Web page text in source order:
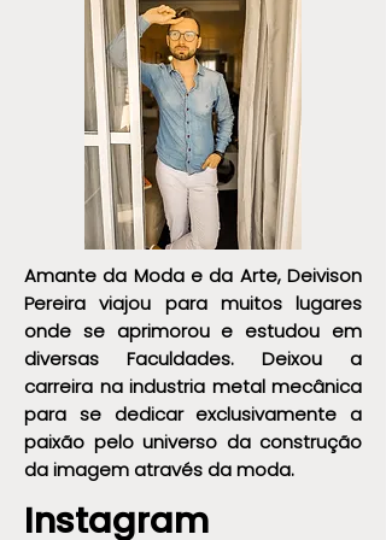
Amante da Moda e da Arte, Deivison
Pereira viajou para muitos lugares
onde se aprimorou e estudou em
diversas Faculdades. Deixou a
carreira na industria metal mecânica
para se dedicar exclusivamente a
paixão pelo universo da construção
da imagem através da moda.
Instagram